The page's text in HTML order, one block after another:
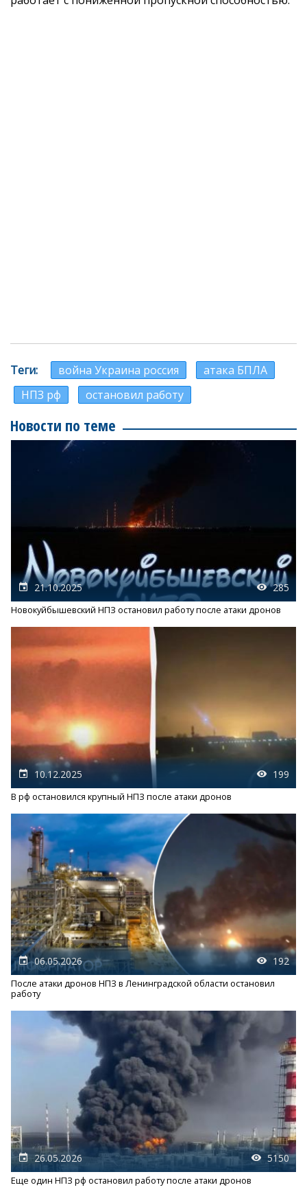
Теги война Украина россия
атака БПЛА
НПЗ рф
остановил работу
Новости по теме
21.10.2025 285
Новокуйбышевский НПЗ остановил работу после атаки дронов
10.12.2025 199
В рф остановился крупный НПЗ после атаки дронов
06.05.2026 192
После атаки дронов НПЗ в Ленинградской области остановил
работу
26.05.2026 5150
Еще один НПЗ рф остановил работу после атаки дронов